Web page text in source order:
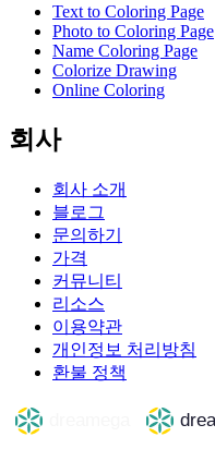
Text to Coloring Page
Photo to Coloring Page
Name Coloring Page
Colorize Drawing
Online Coloring
회사
회사 소개
블로그
문의하기
가격
커뮤니티
리소스
이용약관
개인정보 처리방침
환불 정책